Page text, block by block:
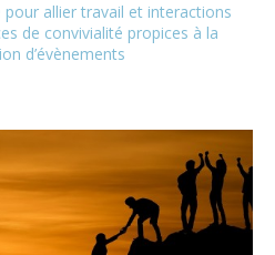
pour allier travail et interactions
de convivialité propices à la
d’évènements